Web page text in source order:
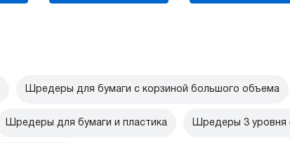
Шредеры для бумаги с корзиной большого объема
Шредеры для бумаги и пластика Шредеры 3 уровня